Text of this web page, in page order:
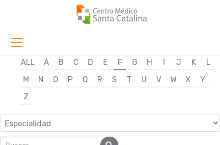
ALL A B C D E F G H I J K
L
M
N O P Q R S T U V W X
Y
Z